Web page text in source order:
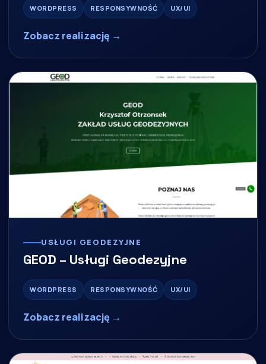
WORDPRESS RESPONSYWNOŚĆ UX/UI
Zobacz realizację →
USŁUGI GEODEZYJNE
GEOD – Usługi Geodezyjne
WORDPRESS RESPONSYWNOŚĆ UX/UI
Zobacz realizację →